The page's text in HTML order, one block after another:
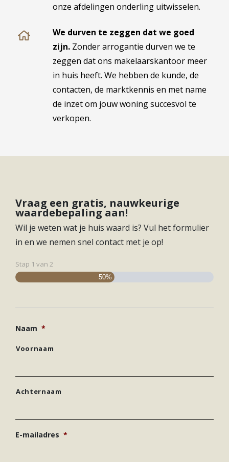
onze afdelingen onderling uitwisselen.
We durven te zeggen dat we goed
zijn. Zonder arrogantie durven we te
zeggen dat ons makelaarskantoor meer
in huis heeft. We hebben de kunde, de
contacten, de marktkennis en met name
de inzet om jouw woning succesvol te
verkopen.
Vraag een gratis, nauwkeurige
waardebepaling aan!
Wil je weten wat je huis waard is? Vul het formulier
in en we nemen snel contact met je op!
Stap 1 van 2
50%
Naam *
Voornaam
Achternaam
E-mailadres *